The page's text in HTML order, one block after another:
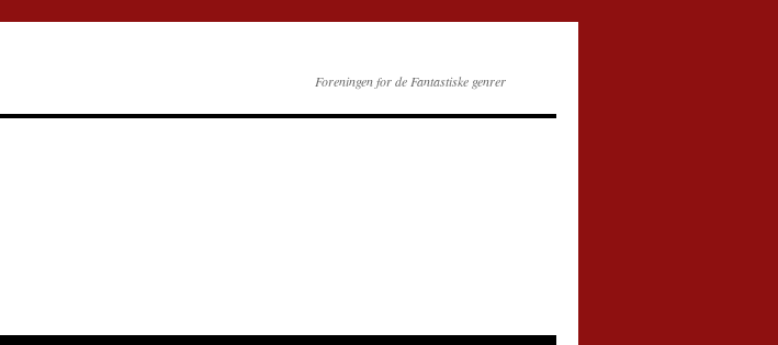
Foreningen for de Fantastiske genrer